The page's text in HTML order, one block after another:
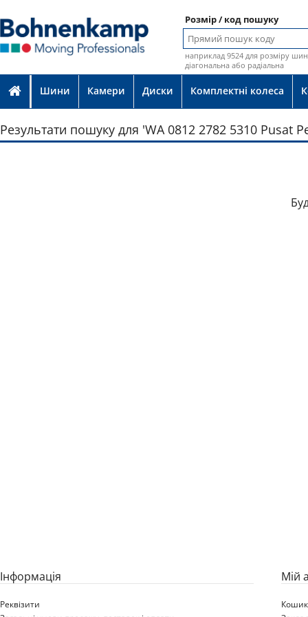
Розмір / код пошуку
наприклад 9524 для розміру
діагональна або радіальна
Шини Камери Диски Комплектні колеса
Результати пошуку для 'WA 0812 2782 5310 Pusat
Iнформація
Реквізити
Мій
Кошик